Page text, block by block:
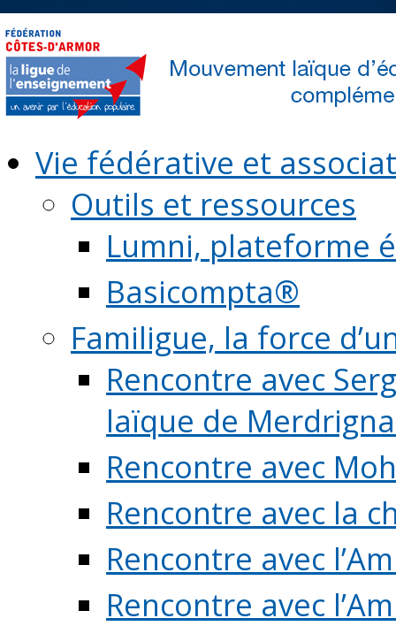
Vie fédérative et
Outils et ressources
Lumni, plateforme
Basicompta®
Familigue, la force
Rencontre avec
laïque de
Rencontre avec
Rencontre avec la
Rencontre avec
Rencontre avec